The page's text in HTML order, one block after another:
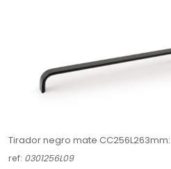
Tirador negro mate CC256L263mm:
ref: 0301256L09